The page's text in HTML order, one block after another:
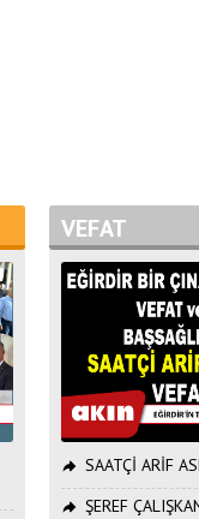
VEFAT
SAATÇİ ARİF
ŞEREF